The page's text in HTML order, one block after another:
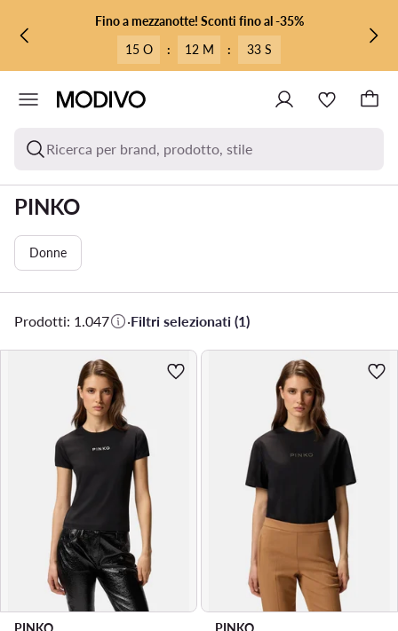
VAI AL CONTENUTO PRINCIPALE
VAI ALLA RICERCAFino a mezzanotte! Sconti fino al -35%
15 O
: 12 M : 31 S
Ricerca per brand, prodotto, stile
PINKO
Donne
Prodotti: 1.047 ·Filtri selezionati (1)
PINKO
PINKO